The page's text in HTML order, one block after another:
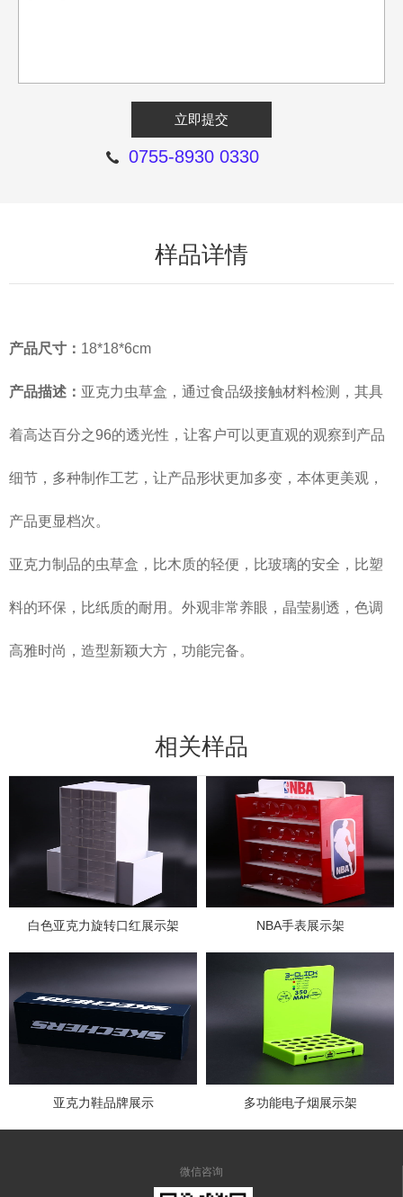
0755-8930 0330
样品详情
产品尺寸： 18*18*6cm
产品描述： 亚克力虫草盒，通过食品级接触材料检测，其具
着高达百分之96的透光性，让客户可以更直观的观察到产品
细节，多种制作工艺，让产品形状更加多变，本体更美观，
产品更显档次。
亚克力制品的虫草盒，比木质的轻便，比玻璃的安全，比塑
料的环保，比纸质的耐用。外观非常养眼，晶莹剔透，色调
高雅时尚，造型新颖大方，功能完备。
相关样品
白色亚克力旋转口红展示架 NBA手表展示架
亚克力鞋品牌展示 多功能电子烟展示架
微信咨询